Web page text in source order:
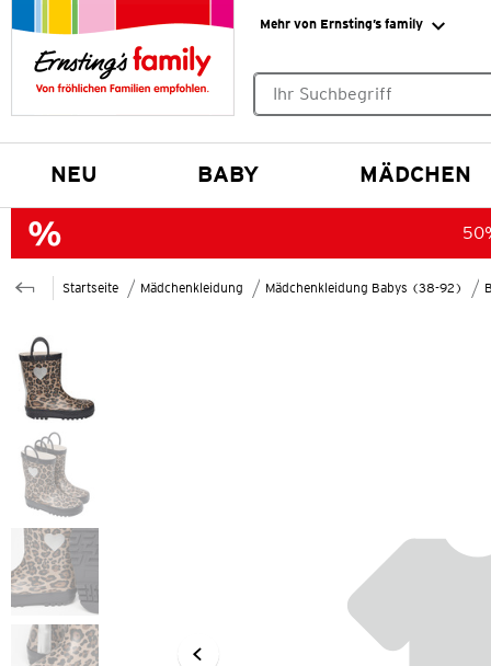
Mehr von Ernsting’s family
NEU BABY MÄDCHEN
Startseite Mädchenkleidung Mädchenkleidung Babys (38-92)